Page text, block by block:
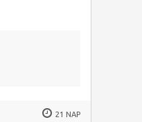
21 NAP